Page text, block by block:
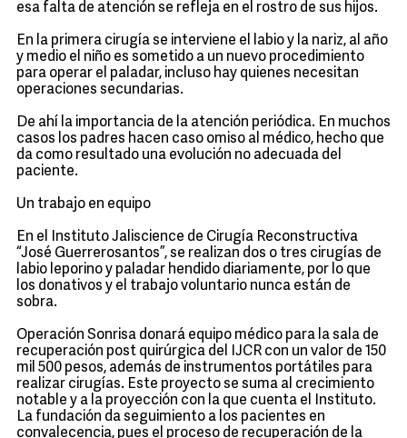
esa falta de atención se refleja en el rostro de sus hijos.
En la primera cirugía se interviene el labio y la nariz, al año
y medio el niño es sometido a un nuevo procedimiento
para operar el paladar, incluso hay quienes necesitan
operaciones secundarias.
De ahí la importancia de la atención periódica. En muchos
casos los padres hacen caso omiso al médico, hecho que
da como resultado una evolución no adecuada del
paciente.
Un trabajo en equipo
En el Instituto Jaliscience de Cirugía Reconstructiva
“José Guerrerosantos”, se realizan dos o tres cirugías de
labio leporino y paladar hendido diariamente, por lo que
los donativos y el trabajo voluntario nunca están de
sobra.
Operación Sonrisa donará equipo médico para la sala de
recuperación post quirúrgica del IJCR con un valor de 150
mil 500 pesos, además de instrumentos portátiles para
realizar cirugías. Este proyecto se suma al crecimiento
notable y a la proyección con la que cuenta el Instituto.
La fundación da seguimiento a los pacientes en
convalecencia, pues el proceso de recuperación de la